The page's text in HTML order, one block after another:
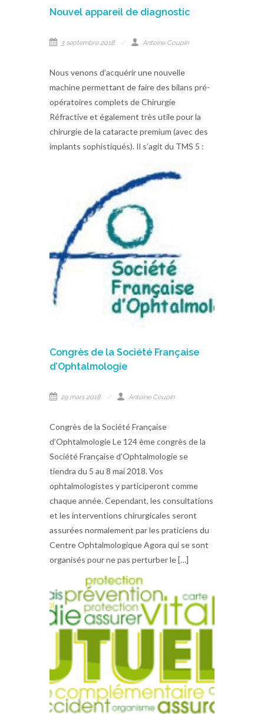
Nouvel appareil de diagnostic
3 septembre 2018 Antoine Coupin
Nous venons d’acquérir une nouvelle
machine permettant de faire des bilans pré-
opératoires complets de Chirurgie
Réfractive et également très utile pour la
chirurgie de la cataracte premium (avec des
implants sophistiqués). Il s’agit du TMS 5 :
Congrès de la Société Française
d’Ophtalmologie
29 mars 2018 Antoine Coupin
Congrès de la Société Française
d’Ophtalmologie Le 124 ème congrès de la
Société Française d’Ophtalmologie se
tiendra du 5 au 8 mai 2018. Vos
ophtalmologistes y participeront comme
chaque année. Cependant, les consultations
et les interventions chirurgicales seront
assurées normalement par les praticiens du
Centre Ophtalmologique Agora qui se sont
organisés pour ne pas perturber le […]